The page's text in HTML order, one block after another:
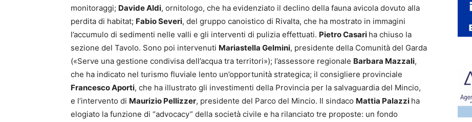
monitoraggi; Davide Aldi, ornitologo, che ha evidenziato il declino della fauna avicola dovuto alla
perdita di habitat; Fabio Severi, del gruppo canoistico di Rivalta, che ha mostrato in immagini
l’accumulo di sedimenti nelle valli e gli interventi di pulizia effettuati. Pietro Casari ha chiuso la
sezione del Tavolo. Sono poi intervenuti Mariastella Gelmini, presidente della Comunità del Garda
(«Serve una gestione condivisa dell’acqua tra territori»); l’assessore regionale Barbara Mazzali,
che ha indicato nel turismo fluviale lento un’opportunità strategica; il consigliere provinciale
Francesco Aporti, che ha illustrato gli investimenti della Provincia per la salvaguardia del Mincio,
e l’intervento di Maurizio Pellizzer, presidente del Parco del Mincio. Il sindaco Mattia Palazzi ha
elogiato la funzione di “advocacy” della società civile e ha rilanciato tre proposte: un fondo